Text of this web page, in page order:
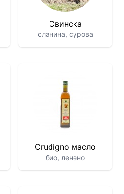
Свинска
сланина, сурова
Crudigno масло
био, ленено